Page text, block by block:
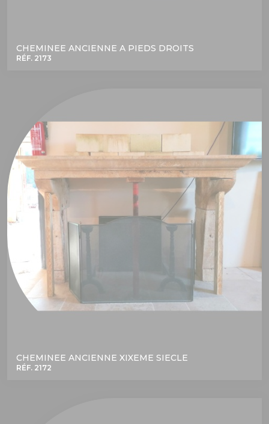
CHEMINEE ANCIENNE A PIEDS DROITS
RÉF. 2173
CHEMINEE ANCIENNE XIXEME SIECLE
RÉF. 2172